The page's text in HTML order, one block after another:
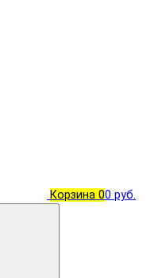
Корзина 00 руб.